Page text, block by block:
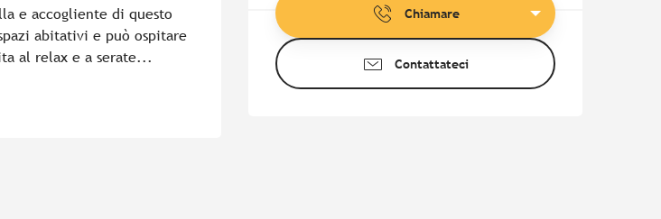
Chiamare
Contattateci
e accogliente di questo
abitativi e può ospitare
al relax e a serate...